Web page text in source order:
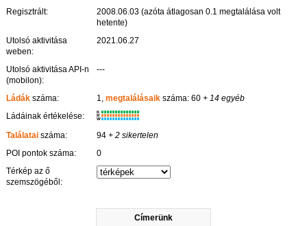
Címerünk
Regisztrált:
2008.06.03 (azóta átlagosan 0.1 megtalálása volt
hetente)
Utolsó aktivitása
weben:
2021.06.27
Utolsó aktivitása API-n
(mobilon):
---
Ládák száma: 1,megtalálásaik száma: 60 + 14 egyéb
Ládáinak értékelése:
K
R
W
Találatai száma: 94 + 2 sikertelen
POI pontok száma:
0
Térkép az ő
szemszögéből: